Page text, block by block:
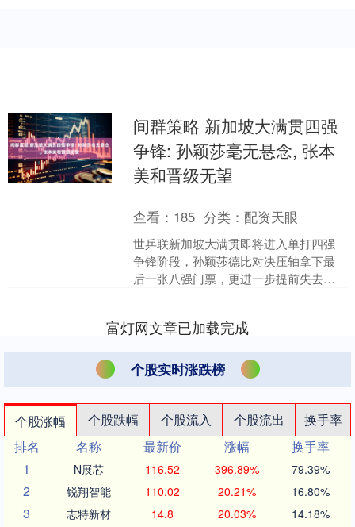
间群策略 新加坡大满贯四强
争锋: 孙颖莎毫无悬念, 张本
美和晋级无望
查看： 185 分类：配资天眼
世乒联新加坡大满贯即将进入单打四强
争锋阶段，孙颖莎德比对决压轴拿下最
后一张八强门票，更进一步提前失去悬
富灯网文章已加载完成
个股实时涨跌榜
个股涨幅 个股跌幅 个股流入 个股流出
换手率
排名
名称 最新价 涨幅
换手率
1
N展芯 116.52 396.89% 79.39%
2 锐翔智能 110.02 20.21% 16.80%
3 志特新材 14.8 20.03% 14.18%